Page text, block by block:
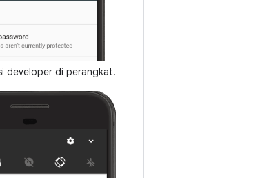
developer di perangkat.